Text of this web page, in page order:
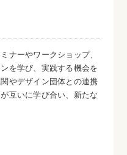
ナーやワークショップ、
を学び、実践する機会を
やデザイン団体との連携
互いに学び合い、新たな